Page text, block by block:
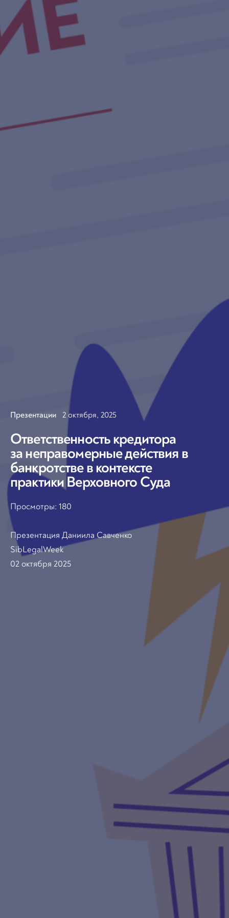
Презентации 2 октября, 2025
Ответственность кредитора
за неправомерные действия в
банкротстве в контексте
практики Верховного Суда
Просмотры: 180
Презентация Даниила Савченко
SibLegalWeek
02 октября 2025